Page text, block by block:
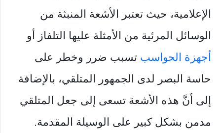
الإعلامية، حيث تعتبر الأشعة المنبثة من
الوسائل المرئية من الأمثلة عليها التلفاز أو
أجهزة الحواسب تسبب ضرر وخطر على
حاسة البصر لدى الجمهور المتلقي، بالإضافة
إلى أنَّ هذه الأشعة تسعى إلى جعل المتلقي
مدمن بشكل كبير على الوسيلة المقدمة.